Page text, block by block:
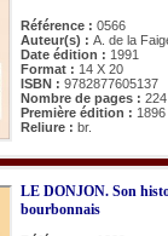
Référence : 0566
Auteur(s) : A. de la
Date édition : 1991
Format : 14 X 20
ISBN : 9782877605137
Nombre de pages : 224
Première édition : 1896
Reliure : br.
LE DONJON. Son
bourbonnais